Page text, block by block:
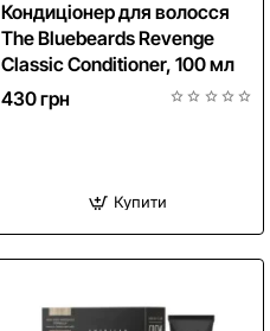
Кондиціонер для волосся
The Bluebeards Revenge
Classic Conditioner, 100 мл
430 грн
Купити